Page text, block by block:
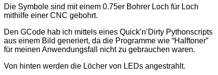
Die Symbole sind mit einem 0.75er Bohrer Loch für Loch
mithilfe einer CNC gebohrt.
Den GCode hab ich mittels eines Quick’n’Dirty Pythonscripts
aus einem Bild generiert, da die Programme wie “Halftoner”
für meinen Anwendungsfall nicht zu gebrauchen waren.
Von hinten werden die Löcher von LEDs angestrahlt.